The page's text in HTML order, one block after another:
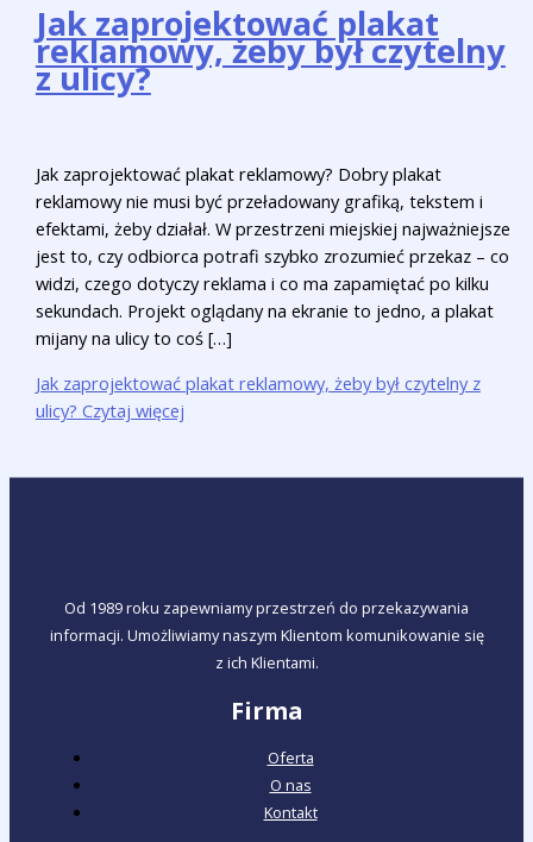
Jak zaprojektować plakat
reklamowy, żeby był czytelny
z ulicy?
Jak zaprojektować plakat reklamowy? Dobry plakat
reklamowy nie musi być przeładowany grafiką, tekstem i
efektami, żeby działał. W przestrzeni miejskiej najważniejsze
jest to, czy odbiorca potrafi szybko zrozumieć przekaz – co
widzi, czego dotyczy reklama i co ma zapamiętać po kilku
sekundach. Projekt oglądany na ekranie to jedno, a plakat
mijany na ulicy to coś […]
Jak zaprojektować plakat reklamowy, żeby był czytelny z
ulicy? Czytaj więcej
Od 1989 roku zapewniamy przestrzeń do przekazywania
informacji. Umożliwiamy naszym Klientom komunikowanie się
z ich Klientami.
Firma
Oferta
O nas
Kontakt